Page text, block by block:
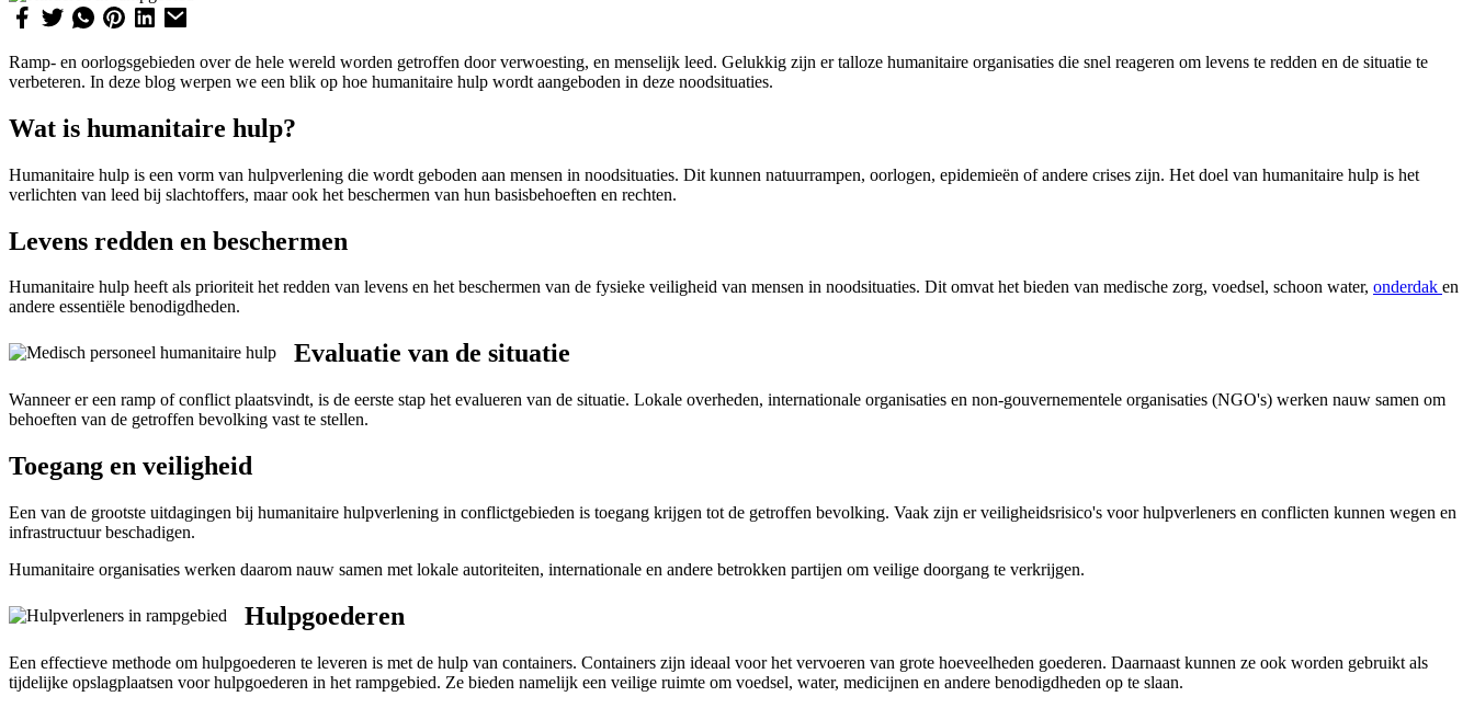
Ramp- en oorlogsgebieden over de hele wereld worden getroffen door verwoesting, en menselijk leed. Gelukkig zijn er talloze humanitaire organisaties die snel reageren om levens te redden en de situatie te
verbeteren. In deze blog werpen we een blik op hoe humanitaire hulp wordt aangeboden in deze noodsituaties.
Wat is humanitaire hulp?
Humanitaire hulp is een vorm van hulpverlening die wordt geboden aan mensen in noodsituaties. Dit kunnen natuurrampen, oorlogen, epidemieën of andere crises zijn. Het doel van humanitaire hulp is het
verlichten van leed bij slachtoffers, maar ook het beschermen van hun basisbehoeften en rechten.
Levens redden en beschermen
Humanitaire hulp heeft als prioriteit het redden van levens en het beschermen van de fysieke veiligheid van mensen in noodsituaties. Dit omvat het bieden van medische zorg, voedsel, schoon water, onderdak en
andere essentiële benodigdheden.
Evaluatie van de situatie
Wanneer er een ramp of conflict plaatsvindt, is de eerste stap het evalueren van de situatie. Lokale overheden, internationale organisaties en non-gouvernementele organisaties (NGO's) werken nauw samen om
behoeften van de getroffen bevolking vast te stellen.
Toegang en veiligheid
Een van de grootste uitdagingen bij humanitaire hulpverlening in conflictgebieden is toegang krijgen tot de getroffen bevolking. Vaak zijn er veiligheidsrisico's voor hulpverleners en conflicten kunnen wegen en
infrastructuur beschadigen.
Humanitaire organisaties werken daarom nauw samen met lokale autoriteiten, internationale en andere betrokken partijen om veilige doorgang te verkrijgen.
Hulpgoederen
Een effectieve methode om hulpgoederen te leveren is met de hulp van containers. Containers zijn ideaal voor het vervoeren van grote hoeveelheden goederen. Daarnaast kunnen ze ook worden gebruikt als
tijdelijke opslagplaatsen voor hulpgoederen in het rampgebied. Ze bieden namelijk een veilige ruimte om voedsel, water, medicijnen en andere benodigdheden op te slaan.